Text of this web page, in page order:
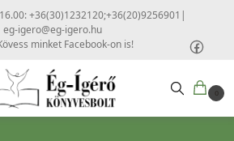
+36(30)1232120;+36(20)9256901 |
eg-igero@eg-igero.hu
minket Facebook-on is!
0